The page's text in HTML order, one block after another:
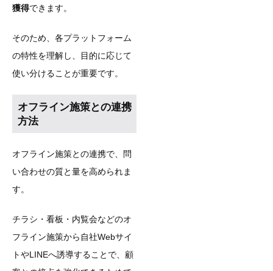
獲得できます。
そのため、各プラットフォーム
の特性を理解し、目的に応じて
使い分けることが重要です。
オフライン施策との連携
方法
オフライン施策との連携で、問
い合わせの質と量を高められま
す。
チラシ・看板・内覧会などのオ
フライン施策から自社Webサイ
トやLINEへ誘導することで、顧